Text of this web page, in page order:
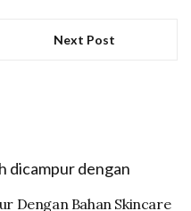
Next Post
Dengan Bahan Skincare